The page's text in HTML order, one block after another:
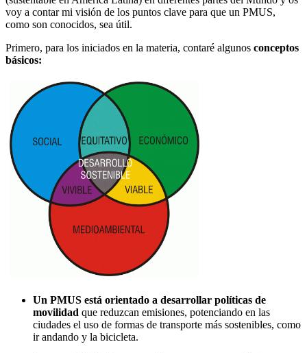
voy a contar mi visión de los puntos clave para que un PMUS,
como son conocidos, sea útil.
Primero, para los iniciados en la materia, contaré algunos conceptos
básicos:
Un PMUS está orientado a desarrollar políticas de
movilidad que reduzcan emisiones, potenciando en las
ciudades el uso de formas de transporte más sostenibles, como
ir andando y la bicicleta.